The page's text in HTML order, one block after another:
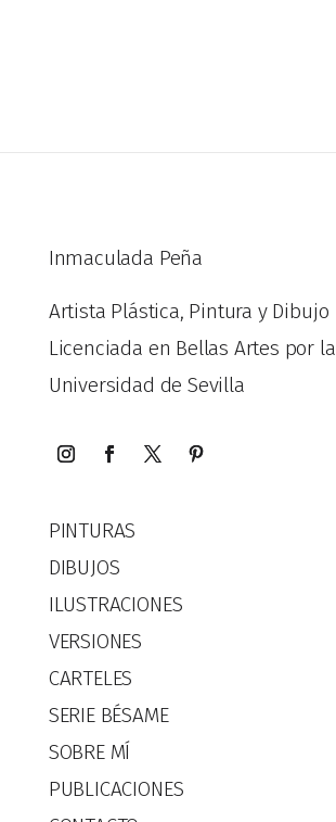
Inmaculada Peña
Artista Plástica, Pintura y Dibujo
Licenciada en Bellas Artes por la
Universidad de Sevilla
PINTURAS
DIBUJOS
ILUSTRACIONES
VERSIONES
CARTELES
SERIE BÉSAME
SOBRE MÍ
PUBLICACIONES